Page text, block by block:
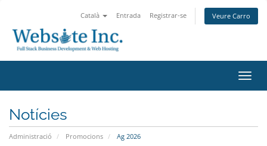
Català Entrada Registrar-se Veure Carro
la
Notícies
Administració Promocions Ag 2026